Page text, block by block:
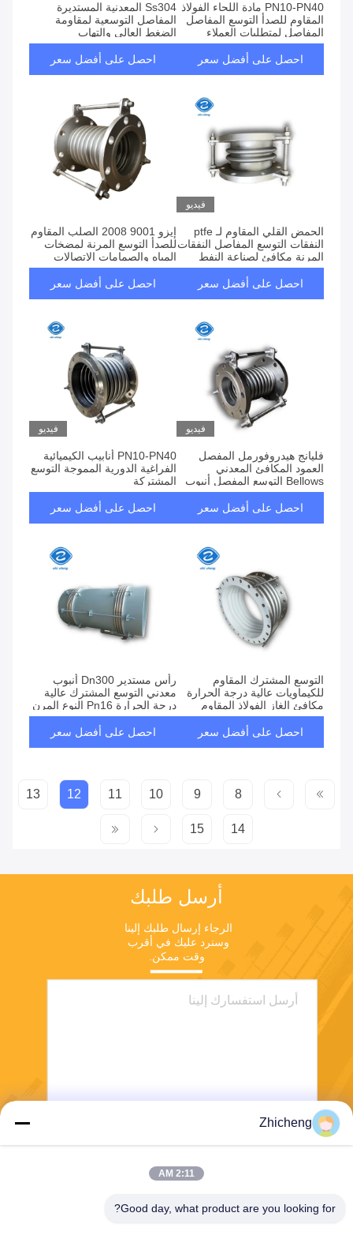
PN10-PN40 مادة اللحاء الفولاذ
المقاوم للصدأ التوسع المفاصل
المفاصل لمتطلبات العملاء
احصل على أفضل سعر
Ss304 المعدنية المستديرة
المفاصل التوسعية لمقاومة
الضغط العالي والتهاب
احصل على أفضل سعر
فيديو
الحمض القلي المقاوم لـ ptfe
النفقات التوسع المفاصل النفقات
المرنة مكافئ لصناعة النفط
احصل على أفضل سعر
إيزو 9001 2008 الصلب المقاوم
للصدأ التوسع المرنة لمضخات
المياه والصمامات الاتصالات
احصل على أفضل سعر
فيديو
فليانج هيدروفورمل المفصل
العمود المكافئ المعدني
Bellows التوسع المفصل أنبوب
احصل على أفضل سعر
فيديو
PN10-PN40 أنابيب الكيميائية
الفراغية الدورية المموجة التوسع
المشتركة
احصل على أفضل سعر
التوسع المشترك المقاوم
للكيماويات عالية درجة الحرارة
مكافئ الغاز الفولاذ المقاوم
للصدأ
احصل على أفضل سعر
رأس مستدير Dn300 أنبوب
معدني التوسع المشترك عالية
درجة الحرارة Pn16 النوع المرن
احصل على أفضل سعر
8
9
10
11
12
13
14
15
أرسل طلبك
وقت ممكن.
Zhicheng
2:11 AM
Good day, what product are you looking for?